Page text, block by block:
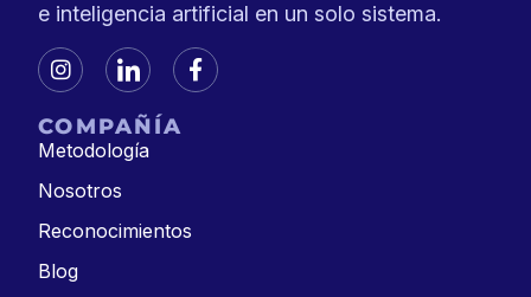
e inteligencia artificial en un solo sistema.
COMPAÑÍA
Metodología
Nosotros
Reconocimientos
Blog